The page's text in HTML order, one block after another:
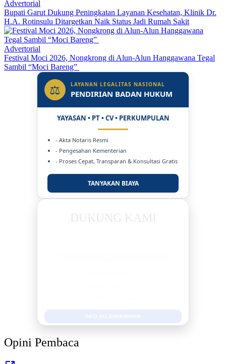
Advertorial
Bupati Garut Dukung Peningkatan Layanan Kesehatan, Klinik Dr.
H.A. Rotinsulu Ditargetkan Naik Status Jadi Rumah Sakit
Advertorial
Festival Moci 2026, Nongkrong di Alun-Alun Hanggawana Tegal
Sambil “Moci Bareng”
⚖ LAYANAN LEGALITAS NASIONAL
PENDIRIAN BADAN HUKUM
YAYASAN • PT • CV • PERKUMPULAN
- Akta Notaris Resmi
- Pengesahan Kementerian
- Proses Cepat, Transparan & Konsultasi Gratis
TANYAKAN BIAYA
Opini Pembaca